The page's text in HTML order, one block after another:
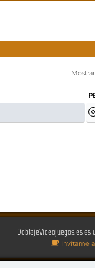
DoblajeVideojuegos.es
Invítame